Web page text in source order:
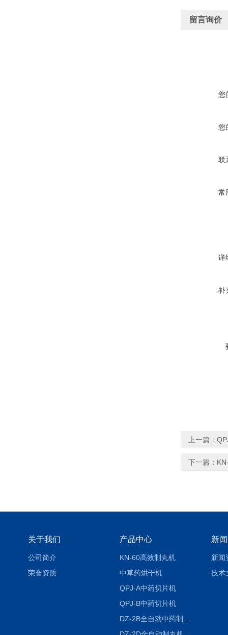
留言询价
您
您
联
常
详
补
上一篇：
下一篇：
关于我们
公司简介
荣誉资质
产品中心
KN-60高效制丸机
中草药烘干机
QPJ-A中药切片机
QPJ-B中药切片机
新
新闻
技术